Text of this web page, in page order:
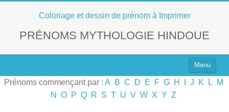
Coloriage et dessin de prénom à Imprimer
PRÉNOMS MYTHOLOGIE HINDOUE
Menu
Top 100 des Prénoms
Prénoms commençant par : A B C D E F G H J K L
M
N
O P Q R S T U V W X Y Z